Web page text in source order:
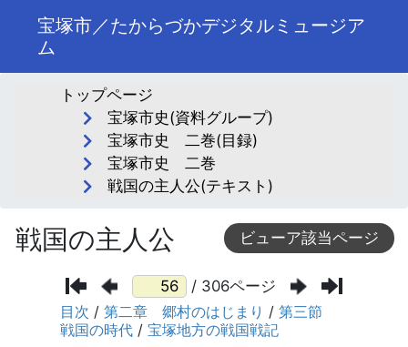
宝塚市／たからづかデジタルミュージア
ム
トップページ
宝塚市史(資料グループ)
宝塚市史 二巻(目録)
宝塚市史 二巻
戦国の主人公(テキスト)
戦国の主人公 ビューア該当ページ
/ 306ページ